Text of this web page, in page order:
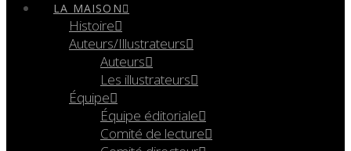
LA MAISON
Histoire
Auteurs/Illustrateurs
Auteurs
Les illustrateurs
Équipe
Équipe éditoriale
Comité de lecture